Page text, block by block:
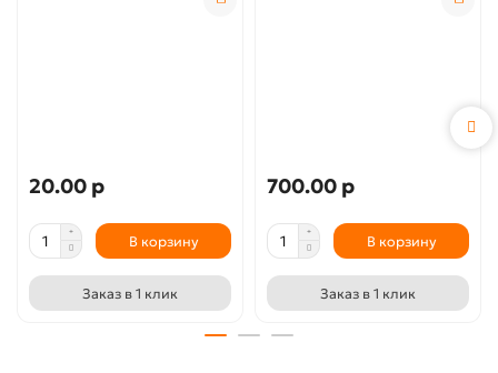
20.00 р
В корзину
Заказ в 1 клик
700.00 р
В корзину
Заказ в 1 клик